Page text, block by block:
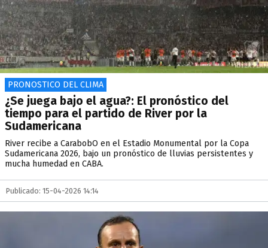
PRONOSTICO DEL CLIMA
¿Se juega bajo el agua?: El pronóstico del
tiempo para el partido de River por la
Sudamericana
River recibe a CarabobO en el Estadio Monumental por la Copa
Sudamericana 2026, bajo un pronóstico de lluvias persistentes y
mucha humedad en CABA.
Publicado: 15-04-2026 14:14